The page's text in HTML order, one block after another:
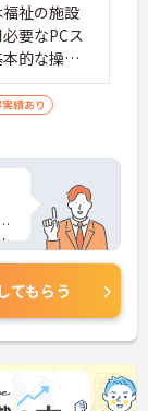
祉の施設
要なPCス
的な操作
績あり
てもらう